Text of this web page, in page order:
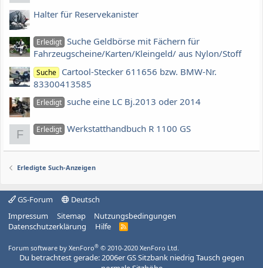
Halter für Reservekanister
Erledigt Suche Geldbörse mit Fächern für
Fahrzeugscheine/Karten/Kleingeld/ aus Nylon/Stoff
Suche Cartool-Stecker 611656 bzw. BMW-Nr.
83300413585
Erledigt suche eine LC Bj.2013 oder 2014
F Erledigt Werkstatthandbuch R 1100 GS
Erledigte Such-Anzeigen
GS-Forum
Deutsch
Impressum
Sitemap
Nutzungsbedingungen
Datenschutzerklärung
Hilfe
R
Forum software by XenForo® © 2010-2020 XenForo Ltd.
Du betrachtest gerade: 2006er GS Sitzbank niedrig Tausch gegen